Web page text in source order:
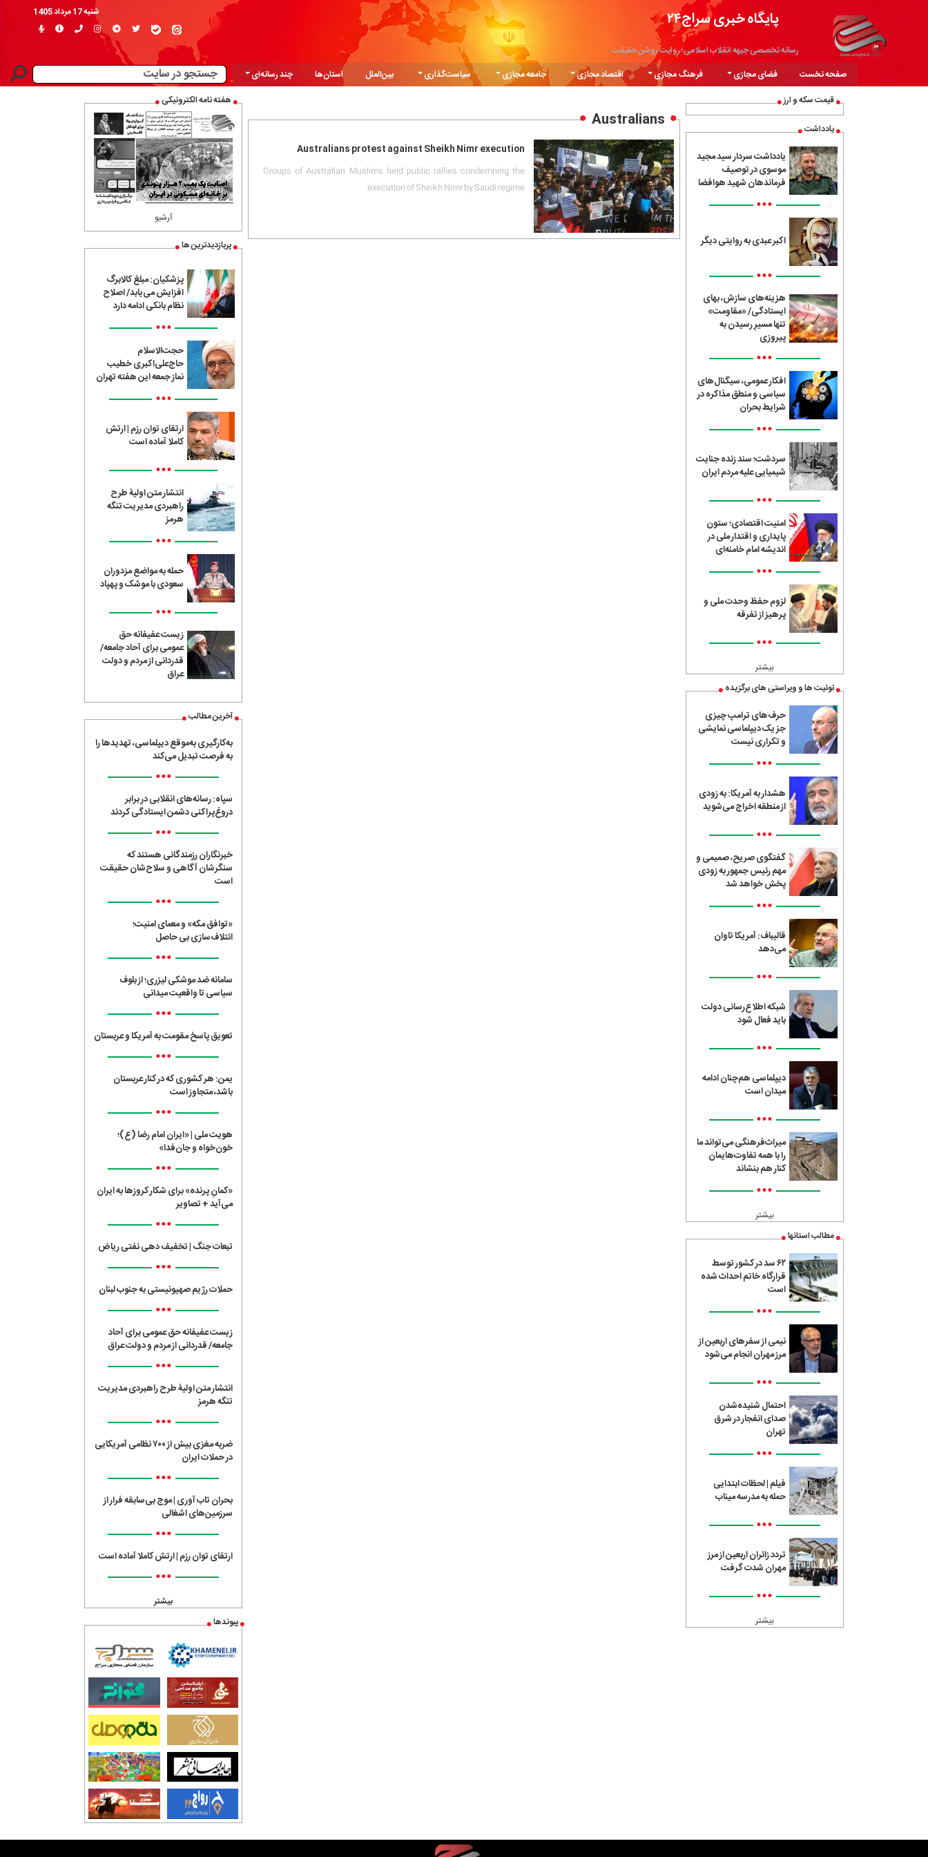
پایگاه خبری سراج۲۴
رسانه تخصصی جبهه انقلاب اسلامی؛ روایت روشن حقیقت
شنبه 17 مرداد 1405
صفحه نخست فضای مجازی فرهنگ مجازی اقتصاد مجازی جامعه مجازی سیاست‌گذاری بین‌الملل استان‌ها
چند رسانه‌ای
قیمت سکه و ارز
یادداشت
یادداشت سردار سید مجید
موسوی در توصیف
فرماندهان شهید هوافضا
•••
اکبر عبدی به روایتی دیگر
•••
هزینه‌های سازش، بهای
ایستادگی/ «مقاومت»
تنها مسیرِ رسیدن به
پیروزی
•••
افکار عمومی، سیگنال‌های
سیاسی و منطق مذاکره در
شرایط بحران
•••
سردشت؛ سند زنده جنایت
شیمیایی علیه مردم ایران
•••
امنیت اقتصادی؛ ستون
پایداری و اقتدار ملی در
اندیشه امام خامنه‌ای
•••
لزوم حفظ وحدت ملی و
پرهیز از تفرقه
•••
بیشتر
توئیت ها و ویراستی های برگزیده
حرف‌های ترامپ چیزی
جز یک دیپلماسی نمایشی
و تکراری نیست
•••
هشدار به آمریکا: به زودی
از منطقه اخراج می‌شوید
•••
گفتگوی صریح، صمیمی و
مهم رئیس جمهور به زودی
پخش خواهد شد
•••
قالیباف: آمریکا تاوان
می‌دهد
•••
شبکه اطلاع‌رسانی دولت
باید فعال شود
•••
دیپلماسی هم‌چنان ادامه
میدان است
•••
میراث‌فرهنگی می‌تواند ما
را با همه تفاوت‌هایمان
کنار هم بنشاند
•••
بیشتر
مطالب استانها
۶۲ سد در کشور توسط
قرارگاه خاتم احداث شده
است
•••
نیمی از سفرهای اربعین از
مرز مهران انجام می‌شود
•••
احتمال شنیده‌شدن
صدای انفجار در شرق
تهران
•••
فیلم | لحظات ابتدایی
حمله به مدرسه میناب
•••
تردد زائران اربعین از مرز
مهران شدت گرفت
•••
بیشتر
Australians
Australians protest against Sheikh Nimr execution
Groups of Australian Muslims held public rallies condemning the
execution of Sheikh Nimr by Saudi regime.
هفته نامه الکترونیکی
آرشیو
پربازدیدترین ها
پزشکیان: مبلغ کالابرگ
افزایش می‌یابد/ اصلاح
نظام بانکی ادامه دارد
•••
حجت‌الاسلام
حاج‌علی‌اکبری خطیب
نماز جمعه این هفته تهران
•••
ارتقای توان رزم | ارتش
کاملا آماده است
•••
انتشار متن اولیۀ طرح
راهبردی مدیریت تنگه
هرمز
•••
حمله به مواضع مزدوران
سعودی با موشک و پهپاد
•••
زیست عفیفانه حق
عمومی برای آحاد جامعه/
قدردانی از مردم و دولت
عراق
آخرین مطالب
به‌کارگیری به‌موقع دیپلماسی، تهدیدها را
به فرصت تبدیل می‌کند
•••
سپاه: رسانه‌های انقلابی در برابر
دروغ‌پراکنی دشمن ایستادگی کردند
•••
خبرنگاران رزمندگانی هستند که
سنگرشان آگاهی و سلاح‌شان حقیقت
است
•••
«توافق مکه» و معمای امنیت؛
ائتلاف‌سازی بی حاصل
•••
سامانه ضد موشکی لیزری؛ از بلوف
سیاسی تا واقعیت میدانی
•••
تعویق پاسخ مقومت به آمریکا و عربستان
•••
یمن: هر کشوری که در کنار عربستان
باشد، متجاوز است
•••
هویت ملی | «ایران امام رضا (ع)؛
خون‌خواه و جان‌فدا»
•••
«کمانِ پرنده» برای شکار کروزها به ایران
می‌آید + تصاویر
•••
تبعات جنگ | تخفیف دهی نفتی ریاض
•••
حملات رژیم صهیونیستی به جنوب لبنان
•••
زیست عفیفانه حق عمومی برای آحاد
جامعه/ قدردانی از مردم و دولت عراق
•••
انتشار متن اولیۀ طرح راهبردی مدیریت
تنگه هرمز
•••
ضربه مغزی بیش از ۷۰۰ نظامی آمریکایی
در حملات ایران
•••
بحران تاب آوری | موج بی‌سابقه فرار از
سرزمین‌های اشغالی
•••
ارتقای توان رزم | ارتش کاملا آماده است
•••
بیشتر
پیوندها